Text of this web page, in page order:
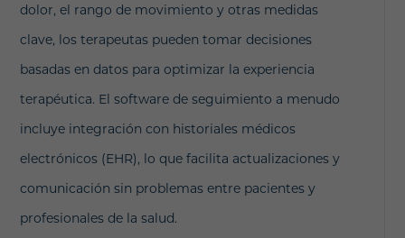
dolor, el rango de movimiento y otras medidas
clave, los terapeutas pueden tomar decisiones
basadas en datos para optimizar la experiencia
terapéutica. El software de seguimiento a menudo
incluye integración con historiales médicos
electrónicos (EHR), lo que facilita actualizaciones y
comunicación sin problemas entre pacientes y
profesionales de la salud.